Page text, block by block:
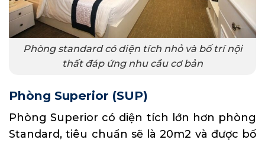
Phòng standard có diện tích nhỏ và bố trí nội
thất đáp ứng nhu cầu cơ bản
Phòng Superior (SUP)
Phòng Superior có diện tích lớn hơn phòng
Standard, tiêu chuẩn sẽ là 20m2 và được bố